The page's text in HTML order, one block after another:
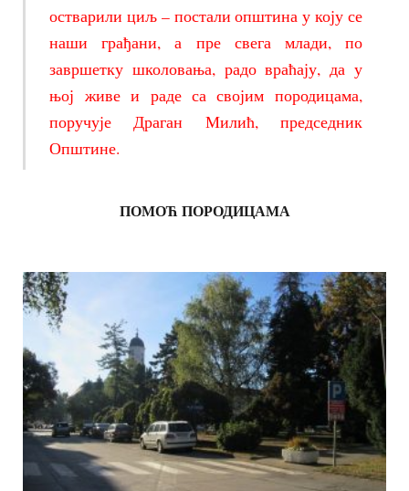
остварили циљ – постали општина у коју се
наши грађани, а пре свега млади, по
завршетку школовања, радо враћају, да у
њој живе и раде са својим породицама,
поручује Драган Милић, председник
Општине.
ПОМОЋ ПОРОДИЦАМА